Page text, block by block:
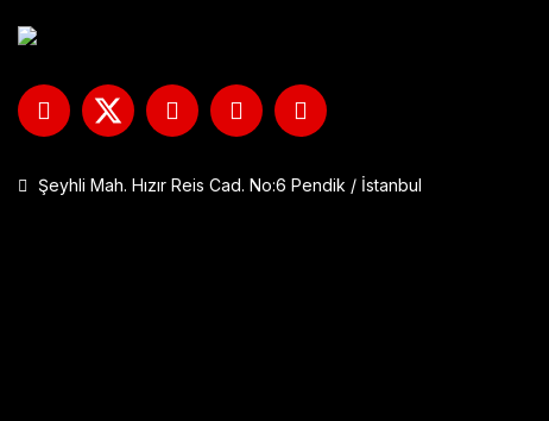
Şeyhli Mah. Hızır Reis Cad. No:6 Pendik / İstanbul